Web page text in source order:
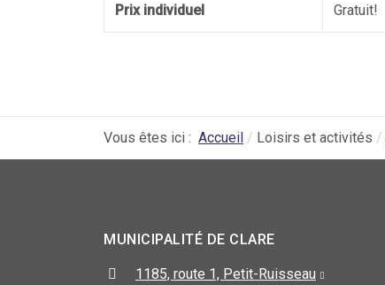
Prix individuel Gratuit!
Vous êtes ici : Accueil Loisirs et activités
MUNICIPALITÉ DE CLARE
1185, route 1, Petit-Ruisseau